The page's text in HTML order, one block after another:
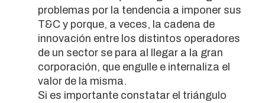
problemas por la tendencia a imponer sus
T&C y porque, a veces, la cadena de
innovación entre los distintos operadores
de un sector se para al llegar a la gran
corporación, que engulle e internaliza el
valor de la misma.
Si es importante constatar el triángulo